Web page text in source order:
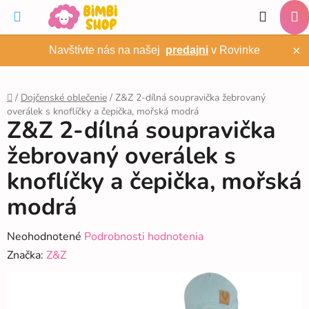
obsah
Navštívte nás na našej predajni v Rovinke ×
Hľadať
Domov
/ Dojčenské oblečenie / Z&Z 2-dílná soupravička žebrovaný
overálek s knoflíčky a čepička, mořská modrá
Z&Z 2-dílná soupravička
žebrovaný overálek s
knoflíčky a čepička, mořská
modrá
Priemerné
hodnotenie
Neohodnotené Podrobnosti hodnotenia
Značka: Z&Z